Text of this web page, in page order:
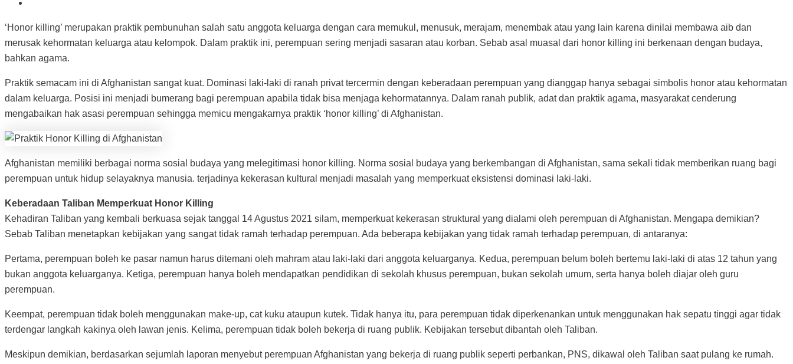
‘Honor killing’ merupakan praktik pembunuhan salah satu anggota keluarga dengan cara memukul, menusuk, merajam, menembak atau yang lain karena dinilai membawa aib dan
merusak kehormatan keluarga atau kelompok. Dalam praktik ini, perempuan sering menjadi sasaran atau korban. Sebab asal muasal dari honor killing ini berkenaan dengan budaya,
bahkan agama.
Praktik semacam ini di Afghanistan sangat kuat. Dominasi laki-laki di ranah privat tercermin dengan keberadaan perempuan yang dianggap hanya sebagai simbolis honor atau kehormatan
dalam keluarga. Posisi ini menjadi bumerang bagi perempuan apabila tidak bisa menjaga kehormatannya. Dalam ranah publik, adat dan praktik agama, masyarakat cenderung
mengabaikan hak asasi perempuan sehingga memicu mengakarnya praktik ‘honor killing’ di Afghanistan.
Afghanistan memiliki berbagai norma sosial budaya yang melegitimasi honor killing. Norma sosial budaya yang berkembangan di Afghanistan, sama sekali tidak memberikan ruang bagi
perempuan untuk hidup selayaknya manusia. terjadinya kekerasan kultural menjadi masalah yang memperkuat eksistensi dominasi laki-laki.
Keberadaan Taliban Memperkuat Honor Killing
Kehadiran Taliban yang kembali berkuasa sejak tanggal 14 Agustus 2021 silam, memperkuat kekerasan struktural yang dialami oleh perempuan di Afghanistan. Mengapa demikian?
Sebab Taliban menetapkan kebijakan yang sangat tidak ramah terhadap perempuan. Ada beberapa kebijakan yang tidak ramah terhadap perempuan, di antaranya:
Pertama, perempuan boleh ke pasar namun harus ditemani oleh mahram atau laki-laki dari anggota keluarganya. Kedua, perempuan belum boleh bertemu laki-laki di atas 12 tahun yang
bukan anggota keluarganya. Ketiga, perempuan hanya boleh mendapatkan pendidikan di sekolah khusus perempuan, bukan sekolah umum, serta hanya boleh diajar oleh guru
perempuan.
Keempat, perempuan tidak boleh menggunakan make-up, cat kuku ataupun kutek. Tidak hanya itu, para perempuan tidak diperkenankan untuk menggunakan hak sepatu tinggi agar tidak
terdengar langkah kakinya oleh lawan jenis. Kelima, perempuan tidak boleh bekerja di ruang publik. Kebijakan tersebut dibantah oleh Taliban.
Meskipun demikian, berdasarkan sejumlah laporan menyebut perempuan Afghanistan yang bekerja di ruang publik seperti perbankan, PNS, dikawal oleh Taliban saat pulang ke rumah.